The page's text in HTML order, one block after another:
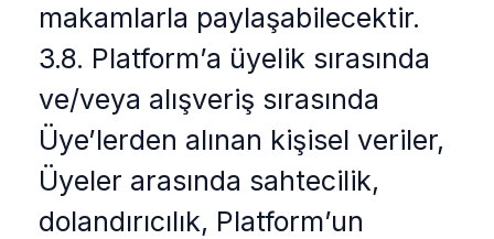
makamlarla paylaşabilecektir.
3.8. Platform’a üyelik sırasında
ve/veya alışveriş sırasında
Üye’lerden alınan kişisel veriler,
Üyeler arasında sahtecilik,
dolandırıcılık, Platform’un